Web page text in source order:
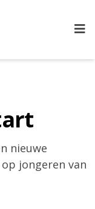
nieuwe
jongeren van